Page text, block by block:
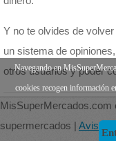
Y no te olvides de
un sistema de
otros usuarios y poder
MisSuperMercados.com
supermercados | Aviso
Navegando en
cookies recogen información